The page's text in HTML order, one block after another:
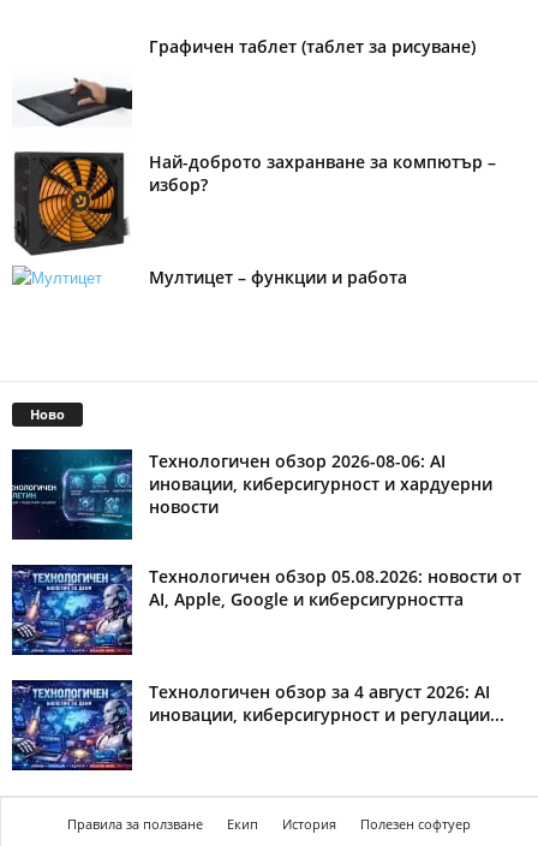
Графичен таблет (таблет за рисуване)
Най-доброто захранване за компютър –
избор?
Мултицет – функции и работа
Ново
Технологичен обзор 2026-08-06: AI
иновации, киберсигурност и хардуерни
новости
Технологичен обзор 05.08.2026: новости от
AI, Apple, Google и киберсигурността
Технологичен обзор за 4 август 2026: AI
иновации, киберсигурност и регулации...
Правила за ползване Екип История Полезен софтуер